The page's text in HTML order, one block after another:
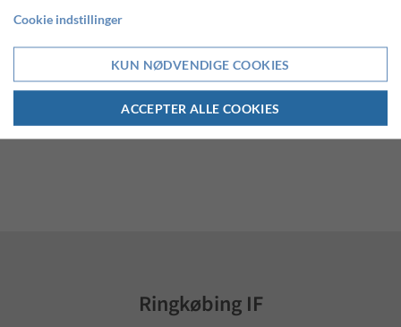
ØSB-tribunen har plads til 450 siddende og 150 stående gæster.
Ringkøbing IF
Cookie indstillinger
KUN NØDVENDIGE COOKIES
ACCEPTER ALLE COOKIES